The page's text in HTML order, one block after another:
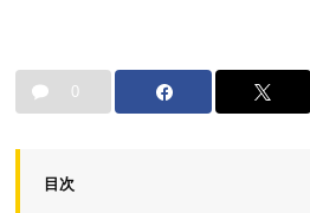
0
目次